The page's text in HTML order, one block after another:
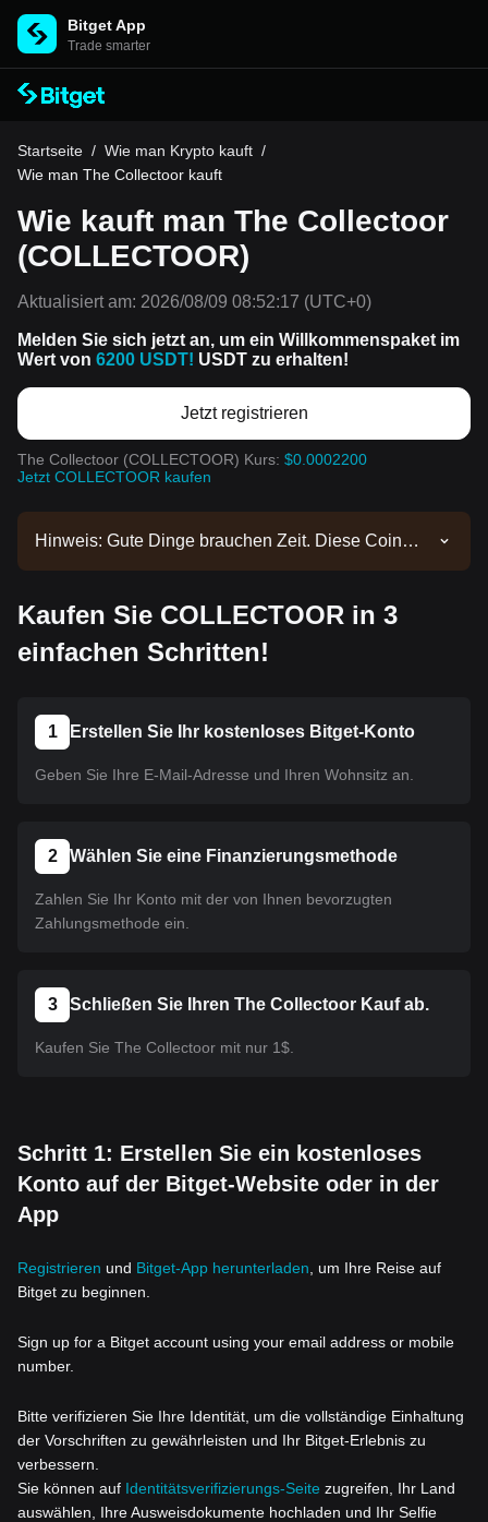
Bitget App
Trade smarter
Startseite / Wie man Krypto kauft /
Wie man The Collectoor kauft
Wie kauft man The Collectoor
(COLLECTOOR)
Aktualisiert am: 2026/08/09 08:52:17 (UTC+0)
Melden Sie sich jetzt an, um ein Willkommenspaket im
Wert von 6200 USDT! USDT zu erhalten!
Jetzt registrieren
The Collectoor (COLLECTOOR) Kurs: $0.0002200
Jetzt COLLECTOOR kaufen
Hinweis: Gute Dinge brauchen Zeit. Diese Coin
Listings informiert zu werden. Sobald es auf Bitget
um es zu kaufen. Dasselbe Tutorial gilt für alle auf
Kaufen Sie COLLECTOOR in 3
einfachen Schritten!
1 Erstellen Sie Ihr kostenloses Bitget-Konto
Geben Sie Ihre E-Mail-Adresse und Ihren Wohnsitz an.
2 Wählen Sie eine Finanzierungsmethode
Zahlen Sie Ihr Konto mit der von Ihnen bevorzugten
Zahlungsmethode ein.
3 Schließen Sie Ihren The Collectoor Kauf ab.
Kaufen Sie The Collectoor mit nur 1$.
Schritt 1: Erstellen Sie ein kostenloses
Konto auf der Bitget-Website oder in der
App
Registrieren und Bitget-App herunterladen , um Ihre Reise auf
Bitget zu beginnen.
Sign up for a Bitget account using your email address or mobile
number.
Bitte verifizieren Sie Ihre Identität, um die vollständige Einhaltung
der Vorschriften zu gewährleisten und Ihr Bitget-Erlebnis zu
verbessern.
Sie können auf Identitätsverifizierungs-Seite zugreifen, Ihr Land
auswählen, Ihre Ausweisdokumente hochladen und Ihr Selfie